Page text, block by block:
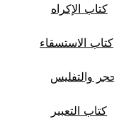
كتاب الإكراه
كتاب الاستسقاء
والتفليس
كتاب التعبير